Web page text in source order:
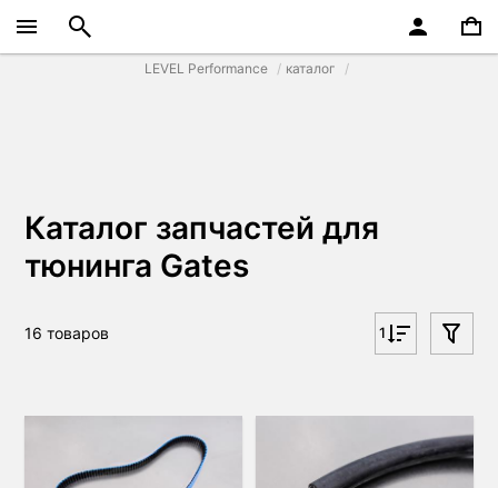
LEVEL Performance каталог
Каталог запчастей для
тюнинга Gates
16 товаров 1